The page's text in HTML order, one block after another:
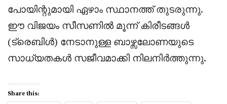
പോയിന്റുമായി ഏഴാം സ്ഥാനത്ത് തുടരുന്നു.
ഈ വിജയം സീസണിൽ മൂന്ന് കിരീടങ്ങൾ
(ട്രെബിൾ) നേടാനുള്ള ബാഴ്സലോണയുടെ
സാധ്യതകൾ സജീവമാക്കി നിലനിർത്തുന്നു.
Share this: